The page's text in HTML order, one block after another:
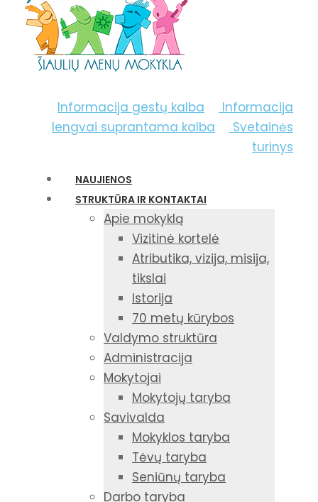
Informacija gestų kalba
Informacija
lengvai suprantama kalba
Svetainės
turinys
NAUJIENOS
STRUKTŪRA IR KONTAKTAI
Apie mokyklą
Vizitinė kortelė
Atributika, vizija, misija,
tikslai
Istorija
70 metų kūrybos
Valdymo struktūra
Administracija
Mokytojai
Mokytojų taryba
Savivalda
Mokyklos taryba
Tėvų taryba
Seniūnų taryba
Darbo taryba